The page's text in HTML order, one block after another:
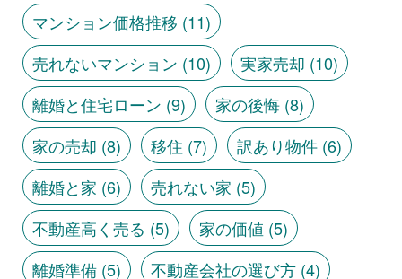
マンション価格推移 (11)
売れないマンション (10) 実家売却 (10)
離婚と住宅ローン (9) 家の後悔(8)
家の売却 (8) 移住 (7) 訳あり物件(6)
離婚と家 (6) 売れない家 (5)
不動産高く売る (5) 家の価値 (5)
離婚準備(5) 不動産会社の選び方(4)